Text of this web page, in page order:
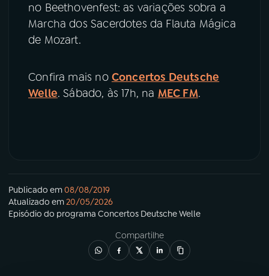
no Beethovenfest: as variações sobra a
Marcha dos Sacerdotes da Flauta Mágica
de Mozart.
Confira mais no Concertos Deutsche
Welle. Sábado, às 17h, na MEC FM.
Publicado em08/08/2019
Atualizado em20/05/2026
Episódio do programa Concertos Deutsche Welle
Compartilhe